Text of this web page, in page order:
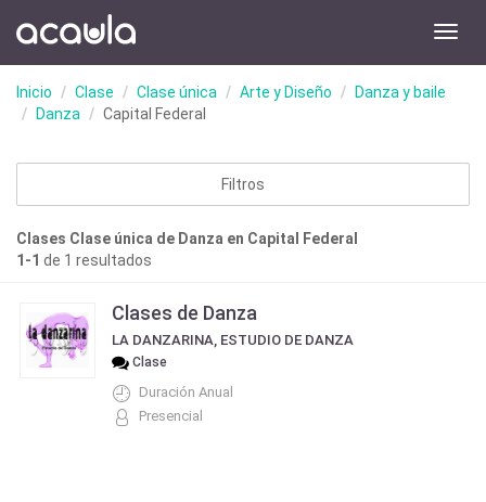
Inicio Clase Clase única Arte y Diseño
Danza y baile
Danza
Capital Federal
Filtros
Clases Clase única de Danza en Capital Federal
1-1 de 1 resultados
Clases de Danza
LA DANZARINA, ESTUDIO DE DANZA
Clase
Duración Anual
Presencial